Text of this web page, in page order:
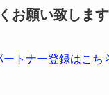
お願い致します
トナー登録はこち